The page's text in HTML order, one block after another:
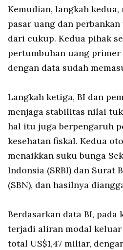
Kemudian, langkah
pasar uang dan
dari cukup. Kedua pihak
pertumbuhan uang primer
dengan data sudah
Langkah ketiga, BI dan
menjaga stabilitas nilai
hal itu juga berpengaruh
kesehatan fiskal. Kedua
menaikkan suku bunga
Indonsia (SRBI) dan Surat
(SBN), dan hasilnya
Berdasarkan data BI,
terjadi aliran modal keluar
total US$1,47 miliar,